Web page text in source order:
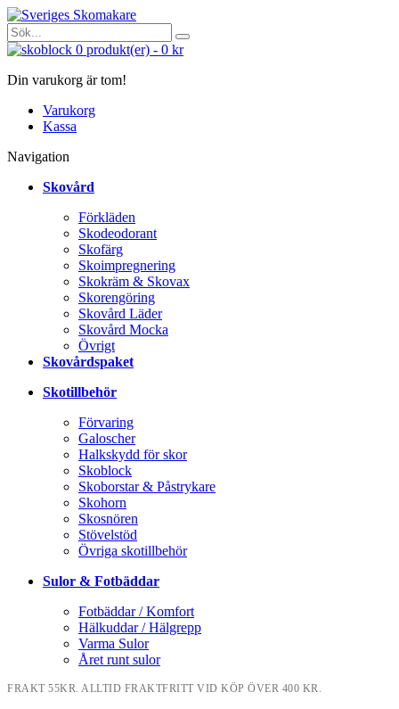
0 produkt(er) - 0 kr
Din varukorg är tom!
Varukorg
Kassa
Navigation
Skovård
Förkläden
Skodeodorant
Skofärg
Skoimpregnering
Skokräm & Skovax
Skorengöring
Skovård Läder
Skovård Mocka
Övrigt
Skovårdspaket
Skotillbehör
Förvaring
Galoscher
Halkskydd för skor
Skoblock
Skoborstar & Påstrykare
Skohorn
Skosnören
Stövelstöd
Övriga skotillbehör
Sulor & Fotbäddar
Fotbäddar / Komfort
Hälkuddar / Hälgrepp
Varma Sulor
Året runt sulor
FRAKT 55KR. ALLTID FRAKTFRITT VID KÖP ÖVER 400 KR.